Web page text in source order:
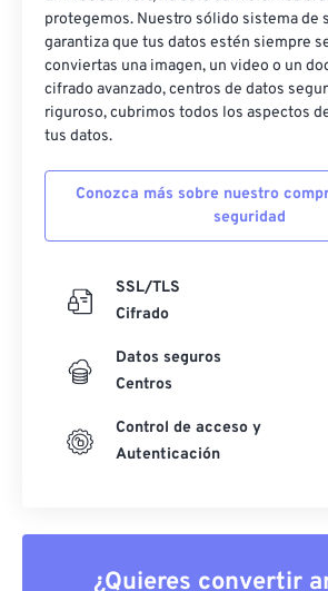
protegemos. Nuestro sólido sistema de
garantiza que tus datos estén siempre
conviertas una imagen, un video o un
cifrado avanzado, centros de datos
riguroso, cubrimos todos los aspectos
tus datos.
Conozca más sobre nuestro
seguridad
SSL/TLS
Cifrado
Datos seguros
Centros
Control de acceso y
Autenticación
¿Quieres convertir